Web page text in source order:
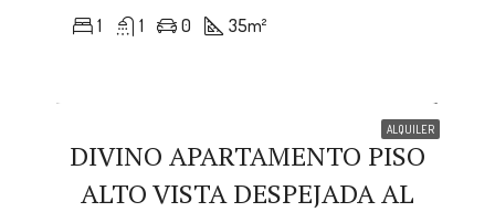
1 1 0 35m²
ALQUILER
DIVINO APARTAMENTO PISO
ALTO VISTA DESPEJADA AL